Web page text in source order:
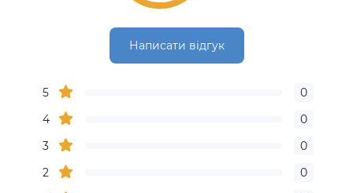
Написати відгук
5
0
4
0
3
0
2
0